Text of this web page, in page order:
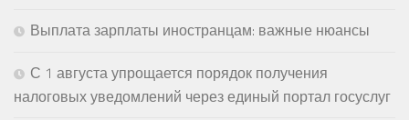
Выплата зарплаты иностранцам: важные нюансы
С 1 августа упрощается порядок получения
налоговых уведомлений через единый портал госуслуг